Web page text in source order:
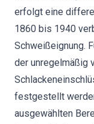
erfolgt eine
1860 bis 1940
Schweißeignung.
der unregelmäßig
festgestellt
ausgewählten